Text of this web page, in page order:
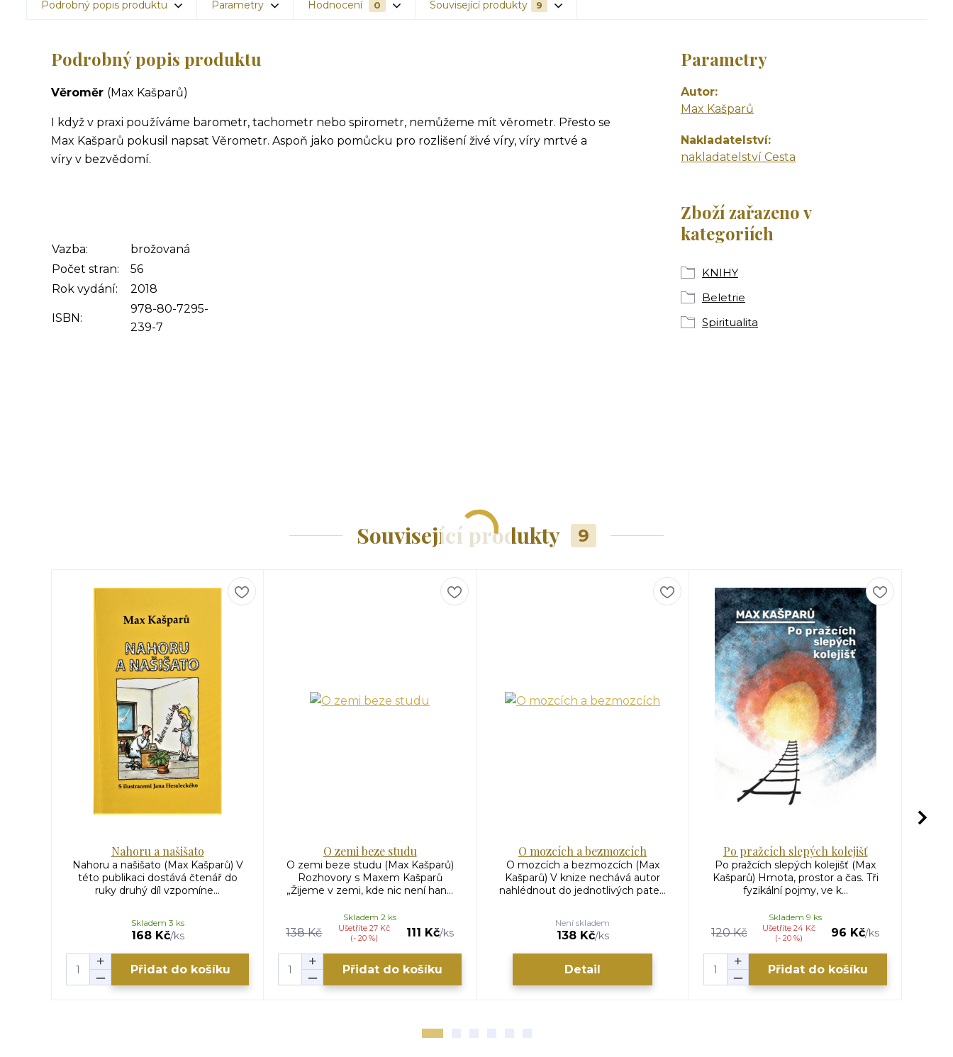
Podrobný popis produktu Parametry Hodnocení 0 Související produkty 9
Podrobný popis produktu
Věroměr (Max Kašparů)
I když v praxi používáme barometr, tachometr nebo spirometr, nemůžeme mít věrometr. Přesto se
Max Kašparů pokusil napsat Věrometr. Aspoň jako pomůcku pro rozlišení živé víry, víry mrtvé a
víry v bezvědomí.
Vazba:
brožovaná
Počet stran:
56
Rok vydání:
2018
ISBN:
978-80-7295-
239-7
Parametry
Autor
Max Kašparů
Nakladatelství
nakladatelství Cesta
Zboží zařazeno v
kategoriích
KNIHY
Beletrie
Spiritualita
Související produkty 9
Nahoru a našišato
Nahoru a našišato (Max Kašparů) V
této publikaci dostává čtenář do
ruky druhý díl vzpomíne...
168 Kč/ks
Skladem 3 ks
Přidat do košíku
O zemi beze studu
O zemi beze studu (Max Kašparů)
Rozhovory s Maxem Kašparů
„Žijeme v zemi, kde nic není han...
138 Kč
Ušetříte 27 Kč
(- 20 %)
111 Kč/ks
Skladem 2 ks
Přidat do košíku
O mozcích a bezmozcích
O mozcích a bezmozcích (Max
Kašparů) V knize nechává autor
nahlédnout do jednotlivých pate...
138 Kč/ks
Není skladem
Detail
Po pražcích slepých kolejišť
Po pražcích slepých kolejišť (Max
Kašparů) Hmota, prostor a čas. Tři
fyzikální pojmy, ve k...
120 Kč
Ušetříte 24 Kč
(- 20 %)
96 Kč/ks
Skladem 9 ks
Přidat do košíku